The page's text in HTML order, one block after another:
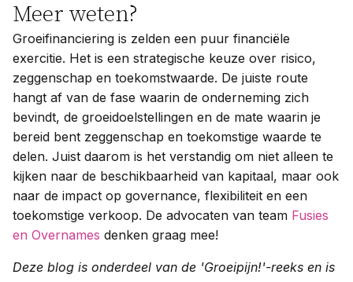
Meer weten?
Groeifinanciering is zelden een puur financiële
exercitie. Het is een strategische keuze over risico,
zeggenschap en toekomstwaarde. De juiste route
hangt af van de fase waarin de onderneming zich
bevindt, de groeidoelstellingen en de mate waarin je
bereid bent zeggenschap en toekomstige waarde te
delen. Juist daarom is het verstandig om niet alleen te
kijken naar de beschikbaarheid van kapitaal, maar ook
naar de impact op governance, flexibiliteit en een
toekomstige verkoop. De advocaten van team Fusies
en Overnames denken graag mee!
Deze blog is onderdeel van de 'Groeipijn!'-reeks en is